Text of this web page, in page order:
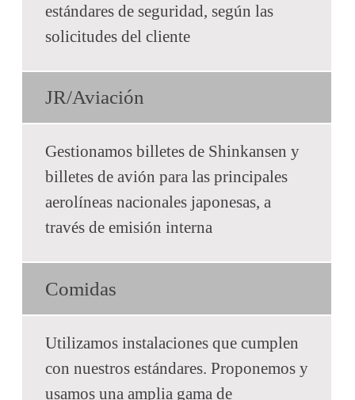
estándares de seguridad, según las
solicitudes del cliente
JR/Aviación
Gestionamos billetes de Shinkansen y
billetes de avión para las principales
aerolíneas nacionales japonesas, a
través de emisión interna
Comidas
Utilizamos instalaciones que cumplen
con nuestros estándares. Proponemos y
usamos una amplia gama de